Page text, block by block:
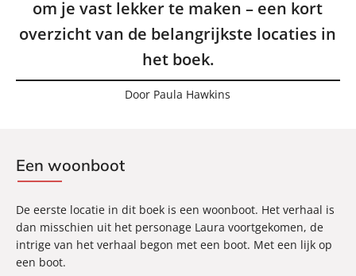
om je vast lekker te maken – een kort
overzicht van de belangrijkste locaties in
het boek.
Door Paula Hawkins
Een woonboot
De eerste locatie in dit boek is een woonboot. Het verhaal is
dan misschien uit het personage Laura voortgekomen, de
intrige van het verhaal begon met een boot. Met een lijk op
een boot.